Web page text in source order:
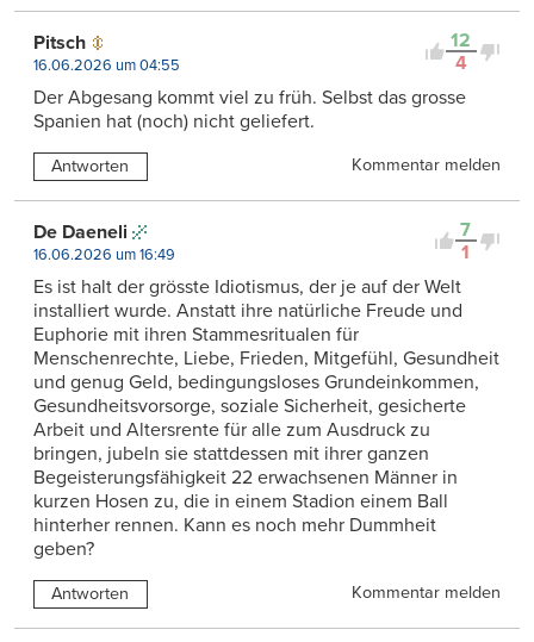
12
4
Pitsch
16.06.2026 um 04:55
Der Abgesang kommt viel zu früh. Selbst das grosse
Spanien hat (noch) nicht geliefert.
Antworten Kommentar melden
7
1
De Daeneli
16.06.2026 um 16:49
Es ist halt der grösste Idiotismus, der je auf der Welt
installiert wurde. Anstatt ihre natürliche Freude und
Euphorie mit ihren Stammesritualen für
Menschenrechte, Liebe, Frieden, Mitgefühl, Gesundheit
und genug Geld, bedingungsloses Grundeinkommen,
Gesundheitsvorsorge, soziale Sicherheit, gesicherte
Arbeit und Altersrente für alle zum Ausdruck zu
bringen, jubeln sie stattdessen mit ihrer ganzen
Begeisterungsfähigkeit 22 erwachsenen Männer in
kurzen Hosen zu, die in einem Stadion einem Ball
hinterher rennen. Kann es noch mehr Dummheit
geben?
Antworten Kommentar melden